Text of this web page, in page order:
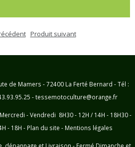
Produit suivant
de Mamers - 72400 La Ferté Bernard - Tél :
- tessemotoculture@orange.fr
- Vendredi 8H30 - 12H / 14H - 18H30 -
- 18H - Plan du site - Mentions légales